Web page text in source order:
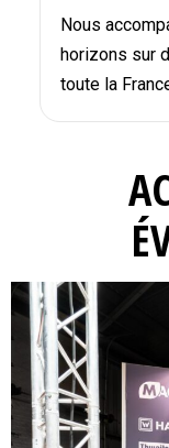
Nous
horizons sur
toute la